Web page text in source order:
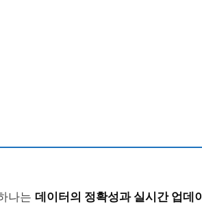
나는 데이터의 정확성과 실시간 업데이